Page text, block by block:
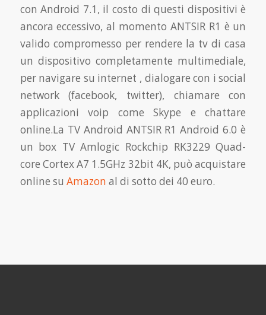
con Android 7.1, il costo di questi dispositivi è
ancora eccessivo, al momento ANTSIR R1 è un
valido compromesso per rendere la tv di casa
un dispositivo completamente multimediale,
per navigare su internet , dialogare con i social
network (facebook, twitter), chiamare con
applicazioni voip come Skype e chattare
online.La TV Android ANTSIR R1 Android 6.0 è
un box TV Amlogic Rockchip RK3229 Quad-
core Cortex A7 1.5GHz 32bit 4K, può acquistare
online su Amazon al di sotto dei 40 euro.